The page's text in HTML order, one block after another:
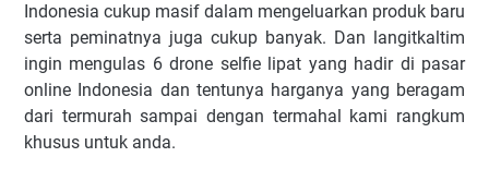
Indonesia cukup masif dalam mengeluarkan produk baru
serta peminatnya juga cukup banyak. Dan langitkaltim
ingin mengulas 6 drone selfie lipat yang hadir di pasar
online Indonesia dan tentunya harganya yang beragam
dari termurah sampai dengan termahal kami rangkum
khusus untuk anda.